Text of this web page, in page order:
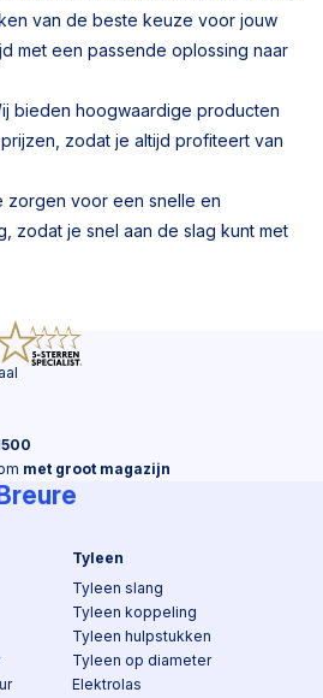
van de beste keuze voor jouw
met een passende oplossing naar
bieden hoogwaardige producten
zodat je altijd profiteert van
zorgen voor een snelle en
zodat je snel aan de slag kunt met
met groot magazijn
Tyleen
Tyleen slang
Tyleen koppeling
Tyleen hulpstukken
Tyleen op diameter
Elektrolas